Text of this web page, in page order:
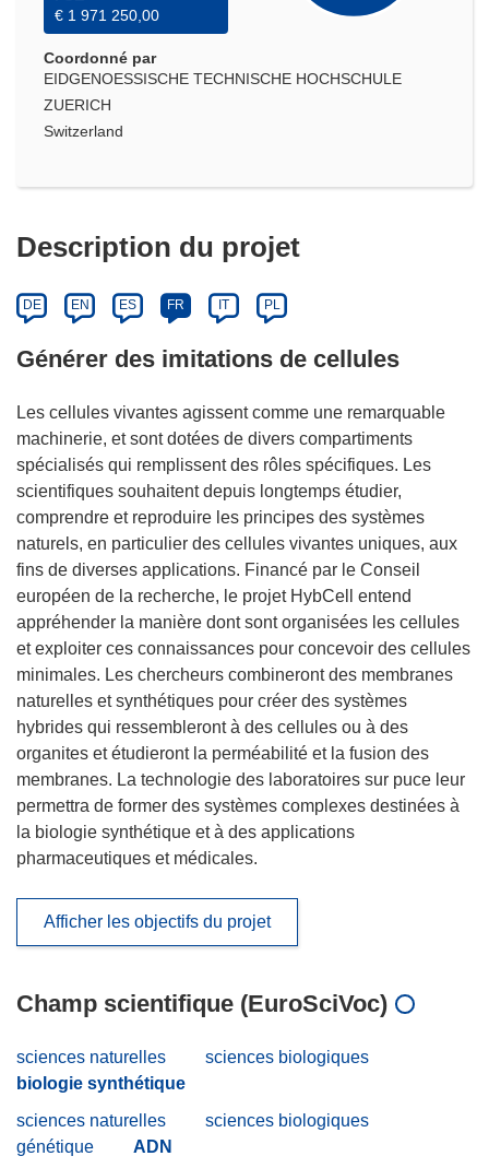
€ 1 971 250,00
Coordonné par
EIDGENOESSISCHE TECHNISCHE HOCHSCHULE
ZUERICH
Switzerland
Description du projet
DE EN ES FR IT PL
Générer des imitations de cellules
Les cellules vivantes agissent comme une remarquable
machinerie, et sont dotées de divers compartiments
spécialisés qui remplissent des rôles spécifiques. Les
scientifiques souhaitent depuis longtemps étudier,
comprendre et reproduire les principes des systèmes
naturels, en particulier des cellules vivantes uniques, aux
fins de diverses applications. Financé par le Conseil
européen de la recherche, le projet HybCell entend
appréhender la manière dont sont organisées les cellules
et exploiter ces connaissances pour concevoir des cellules
minimales. Les chercheurs combineront des membranes
naturelles et synthétiques pour créer des systèmes
hybrides qui ressembleront à des cellules ou à des
organites et étudieront la perméabilité et la fusion des
membranes. La technologie des laboratoires sur puce leur
permettra de former des systèmes complexes destinées à
la biologie synthétique et à des applications
pharmaceutiques et médicales.
Afficher les objectifs du projet
Champ scientifique (EuroSciVoc)
sciences naturelles
sciences biologiques
biologie synthétique
sciences naturelles
sciences biologiques
génétique
ADN